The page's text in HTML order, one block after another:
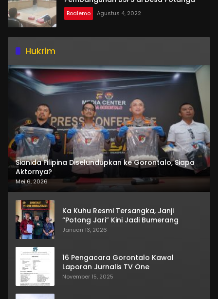
Boalemo Agustus 4, 2022
Hukrim
Sianida Filipina Diselundupkan ke Gorontalo, Siapa
Aktornya?
Mei 6, 2026
Ka Kuhu Resmi Tersangka, Janji
“Potong Jari” Kini Jadi Bumerang
Januari 13, 2026
16 Pengacara Gorontalo Kawal
Laporan Jurnalis TV One
November 15, 2025